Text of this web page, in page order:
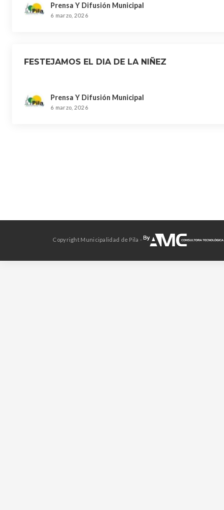
Prensa Y Difusión Municipal
6 marzo, 2026
FESTEJAMOS EL DIA DE LA NIÑEZ
Prensa Y Difusión Municipal
6 marzo, 2026
Copyright Municipalidad de Pila -